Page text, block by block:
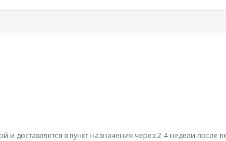
и доставляется в пункт назначения через 2-4 недели после